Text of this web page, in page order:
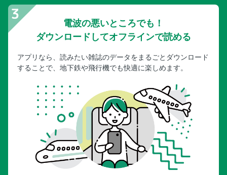
電波の悪いところでも！
ダウンロードしてオフラインで読める
アプリなら、読みたい雑誌のデータをまるごとダウンロード
することで、地下鉄や飛行機でも快適に楽しめます。